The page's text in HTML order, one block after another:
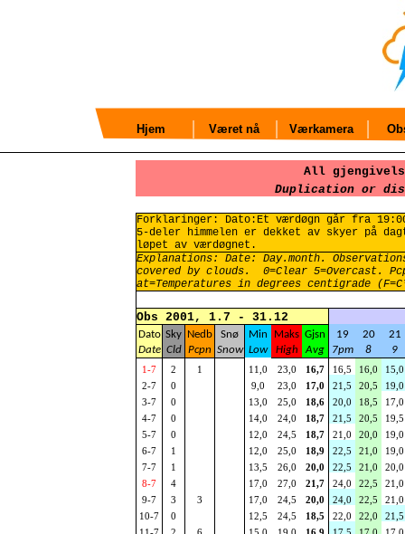
Hjem Været nå Værkamera